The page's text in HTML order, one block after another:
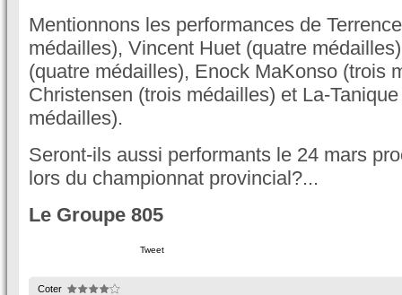
Mentionnons les performances de
médailles), Vincent Huet (quatre
(quatre médailles), Enock MaKonso (trois
Christensen (trois médailles) et La-
médailles).
Seront-ils aussi performants le 24 mars
lors du championnat provincial?...
Le Groupe 805
Tweet
Coter